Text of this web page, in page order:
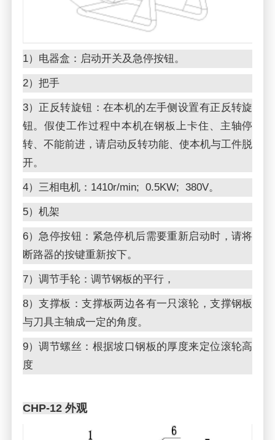
1）电器盒：启动开关及急停按钮。
2）把手
3）正反转旋钮：在本机的左手侧设置有正反转旋
钮。假使工作过程中本机在钢板上卡住、主轴停
转、不能前进，请启动反转功能、使本机与工件脱
开。
4）三相电机：1410r/min; 0.5KW; 380V。
5）机架
6）急停按钮：紧急停机后需要重新启动时，请将
断路器的按键重新按下。
7）调节手轮：调节钢板的平行，
8）支撑板：支撑板两边各有一只滚轮，支撑钢板
与刀具主轴成一定的角度。
9）调节螺丝：根据坡口钢板的厚度来定位滚轮高
度
CHP-12 外观